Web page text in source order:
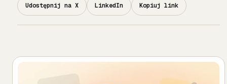
Udostępnij na X LinkedIn Kopiuj link